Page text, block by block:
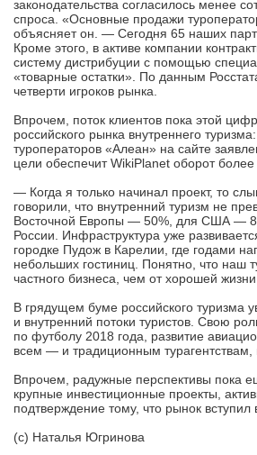
законодательства согласилось менее
спроса. «Основные продажи
объясняет он. — Сегодня 65 наших
Кроме этого, в активе компании
систему дистрибуции с помощью
«товарные остатки». По данным
четверти игроков рынка.
Впрочем, поток клиентов пока этой
российского рынка внутреннего
туроператоров «Алеан» на сайте
цели обеспечит WikiPlanet оборот
— Когда я только начинал проект, то
говорили, что внутренний туризм не
Восточной Европы — 50%, для США —
России. Инфраструктура уже
городке Пудож в Карелии, где годами
небольших гостиниц. Понятно, что наш
частного бизнеса, чем от хорошей жизни.
В грядущем буме российского туризма
и внутренний потоки туристов. Свою
по футболу 2018 года, развитие
всем — и традиционным турагентствам,
Впрочем, радужные перспективы пока
крупные инвестиционные проекты,
подтверждение тому, что рынок
(с) Наталья Югринова